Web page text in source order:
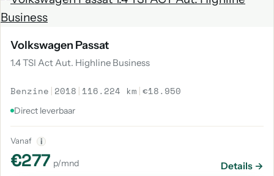
Volkswagen Passat
1.4 TSI Act Aut. Highline Business
Benzine | 2018 | 116.224 km |€18.950
Direct leverbaar
Vanaf i
€277 p/mnd Details →